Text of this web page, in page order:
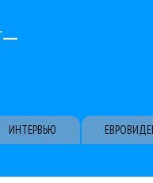
ИНТЕРВЬЮ